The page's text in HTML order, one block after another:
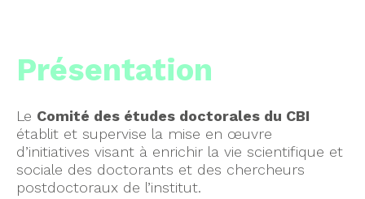
Présentation
Le Comité des études doctorales du CBI
établit et supervise la mise en œuvre
d’initiatives visant à enrichir la vie scientifique et
sociale des doctorants et des chercheurs
postdoctoraux de l’institut.